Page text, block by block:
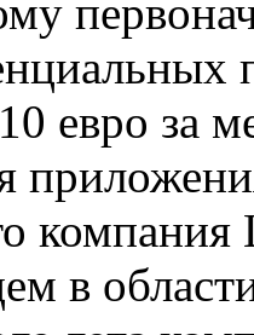
евро за
компания
в